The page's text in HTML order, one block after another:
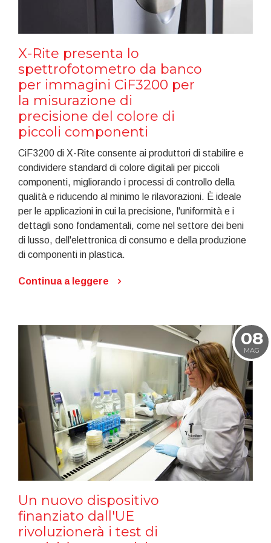
X-Rite presenta lo
spettrofotometro da banco
per immagini CiF3200 per
la misurazione di
precisione del colore di
piccoli componenti
CiF3200 di X-Rite consente ai produttori di stabilire e
condividere standard di colore digitali per piccoli
componenti, migliorando i processi di controllo della
qualità e riducendo al minimo le rilavorazioni. È ideale
per le applicazioni in cui la precisione, l'uniformità e i
dettagli sono fondamentali, come nel settore dei beni
di lusso, dell'elettronica di consumo e della produzione
di componenti in plastica.
Continua a leggere
08
MAG
Un nuovo dispositivo
finanziato dall'UE
rivoluzionerà i test di